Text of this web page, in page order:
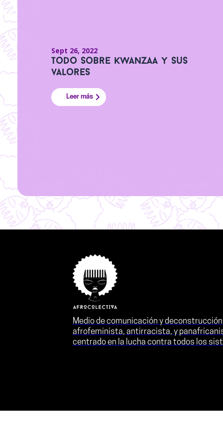
Sept 26, 2022
Todo sobre Kwanzaa y sus
valores
Leer más
Medio de comunicación y deconstrucción
afrofeminista, antirracista, y
centrado en la lucha contra todos los